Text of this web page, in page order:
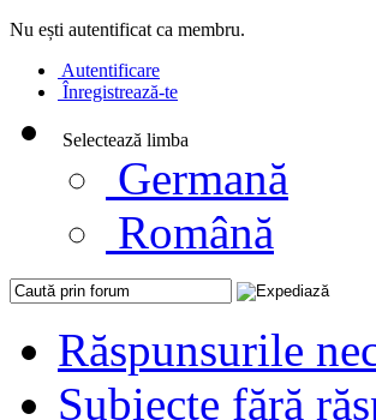
Nu ești autentificat ca membru.
Autentificare
Înregistrează-te
Selectează limba
Germană
Română
Răspunsurile
Subiecte fără